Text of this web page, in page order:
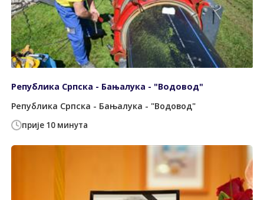
прије 10 минута
Република Српска - Бањалука - "Водовод"
Република Српска - Бањалука - "Водовод"